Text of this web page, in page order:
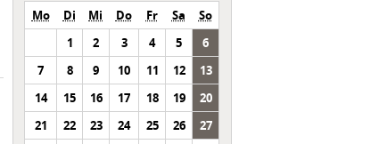
Mo Di Mi Do Fr Sa
So
1
2 3 4 5
6
7
8 9 10 11 12
13
14
15 16 17 18 19
20
21
22 23 24 25 26
27